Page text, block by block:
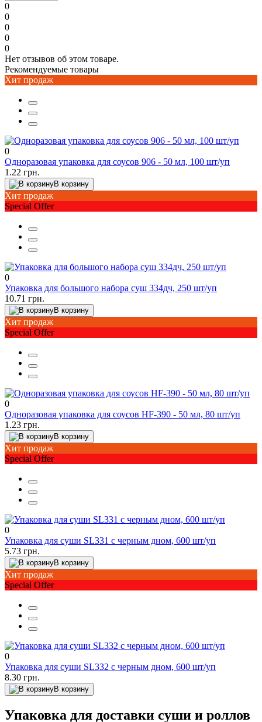
0
0
0
0
0
Нет отзывов об этом товаре.
Рекомендуемые товары
Хит продаж
0
Одноразовая упаковка для соусов 906 - 50 мл, 100 шт/уп
1.22 грн.
В корзину
Хит продаж
Special Offer
0
Упаковка для большого набора суш 334дч, 250 шт/уп
10.71 грн.
В корзину
Хит продаж
Special Offer
0
Одноразовая упаковка для соусов HF-390 - 50 мл, 80 шт/уп
1.23 грн.
В корзину
Хит продаж
Special Offer
0
Упаковка для суши SL331 с черным дном, 600 шт/уп
5.73 грн.
В корзину
Хит продаж
Special Offer
0
Упаковка для суши SL332 с черным дном, 600 шт/уп
8.30 грн.
В корзину
Упаковка для доставки суши и роллов